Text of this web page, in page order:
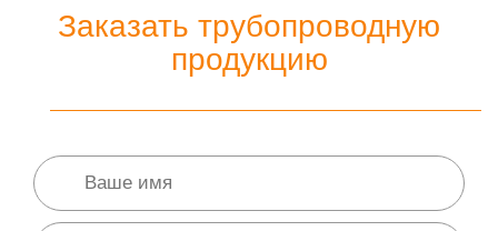
Заказать трубопроводную
продукцию